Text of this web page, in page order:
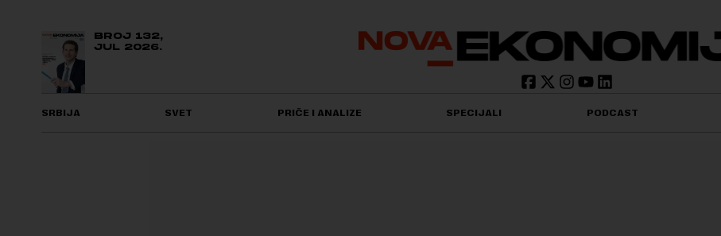
BROJ 132,
JUL 2026.
SRBIJA SVET PRIČE I ANALIZE SPECIJALI PODCAST